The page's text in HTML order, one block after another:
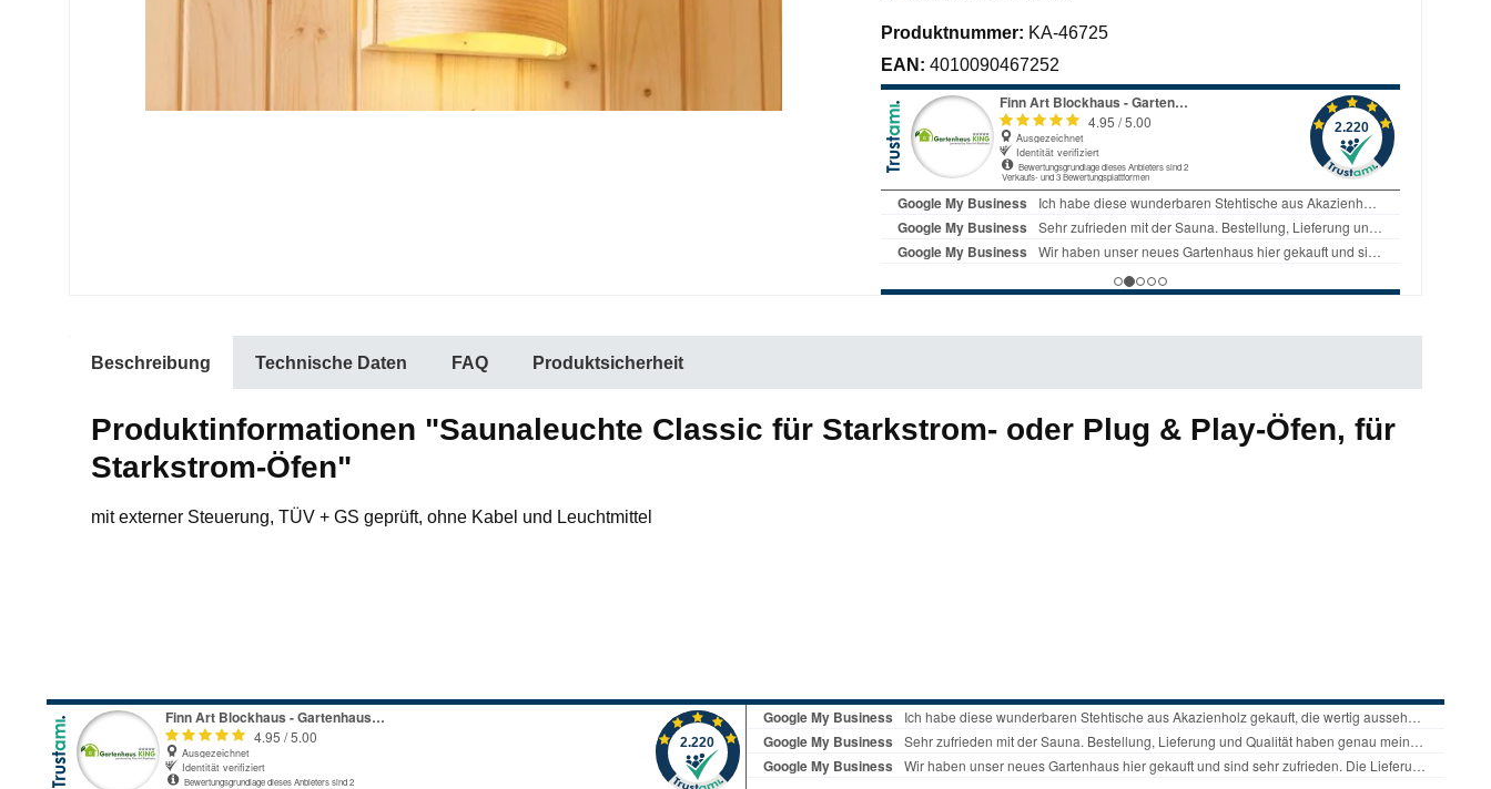
Produktnummer: KA-46725
EAN: 4010090467252
Beschreibung Technische Daten FAQ Produktsicherheit
Produktinformationen "Saunaleuchte Classic für Starkstrom- oder Plug & Play-Öfen, für
Starkstrom-Öfen"
mit externer Steuerung, TÜV + GS geprüft, ohne Kabel und Leuchtmittel